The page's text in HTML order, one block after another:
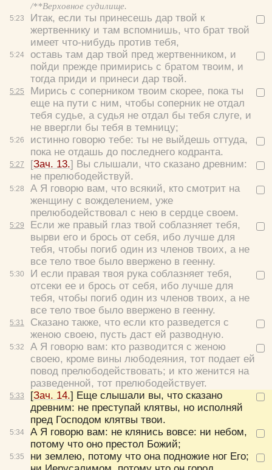
5:23
5:24
5:25
5:26
5:27
5:28
5:29
5:30
5:31
5:32
5:33
5:34
5:35
/**Верховное судилище.
Итак, если ты принесешь дар твой к
жертвеннику и там вспомнишь, что брат твой
имеет что-нибудь против тебя,
оставь там дар твой пред жертвенником, и
пойди прежде примирись с братом твоим, и
тогда приди и принеси дар твой.
Мирись с соперником твоим скорее, пока ты
еще на пути с ним, чтобы соперник не отдал
тебя судье, а судья не отдал бы тебя слуге, и
не ввергли бы тебя в темницу;
истинно говорю тебе: ты не выйдешь оттуда,
пока не отдашь до последнего кодранта.
[Зач. 13.] Вы слышали, что сказано древним:
не прелюбодействуй.
А Я говорю вам, что всякий, кто смотрит на
женщину с вожделением, уже
прелюбодействовал с нею в сердце своем.
Если же правый глаз твой соблазняет тебя,
вырви его и брось от себя, ибо лучше для
тебя, чтобы погиб один из членов твоих, а не
все тело твое было ввержено в геенну.
И если правая твоя рука соблазняет тебя,
отсеки ее и брось от себя, ибо лучше для
тебя, чтобы погиб один из членов твоих, а не
все тело твое было ввержено в геенну.
Сказано также, что если кто разведется с
женою своею, пусть даст ей разводную.
А Я говорю вам: кто разводится с женою
своею, кроме вины любодеяния, тот подает ей
повод прелюбодействовать; и кто женится на
разведенной, тот прелюбодействует.
[Зач. 14.] Еще слышали вы, что сказано
древним: не преступай клятвы, но исполняй
пред Господом клятвы твои.
А Я говорю вам: не клянись вовсе: ни небом,
потому что оно престол Божий;
ни землею, потому что она подножие ног Его;
Хорошо
Да
Нет
Регистрация
Цвет:
Удалить